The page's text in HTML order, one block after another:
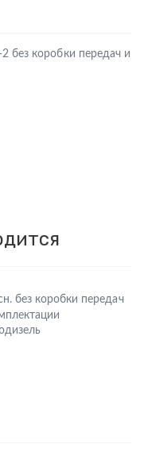
без коробки передач и
без коробки передач